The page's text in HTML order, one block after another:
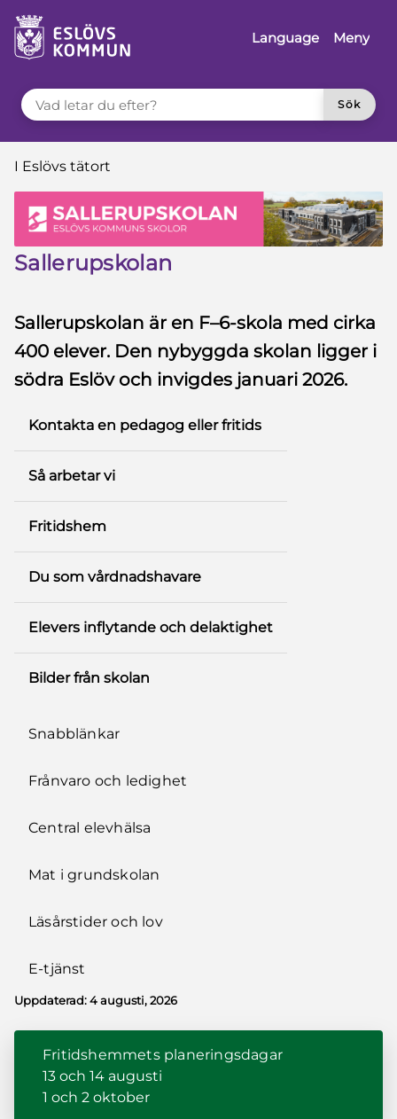
till innehåll
till sidomeny
Language
Meny
VAD LETAR DU EFTER?
Sök
Du är här:
I Eslövs tätort
Sallerupskolan
Sallerupskolan är en F–6-skola med cirka
400 elever. Den nybyggda skolan ligger i
södra Eslöv och invigdes januari 2026.
Kontakta en pedagog eller fritids
Så arbetar vi
Fritidshem
Du som vårdnadshavare
Elevers inflytande och delaktighet
Bilder från skolan
Snabblänkar
Frånvaro och ledighet
Central elevhälsa
Mat i grundskolan
Läsårstider och lov
E-tjänst
Uppdaterad:4 augusti, 2026
Fritidshemmets planeringsdagar
13 och 14 augusti
1 och 2 oktober